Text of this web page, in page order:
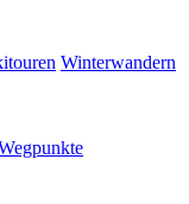
Winterwandern